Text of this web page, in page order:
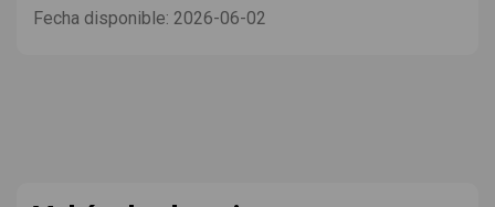
Fecha disponible: 2026-06-02